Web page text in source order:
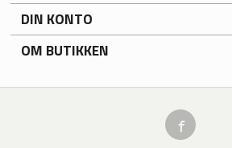
DIN KONTO
OM BUTIKKEN